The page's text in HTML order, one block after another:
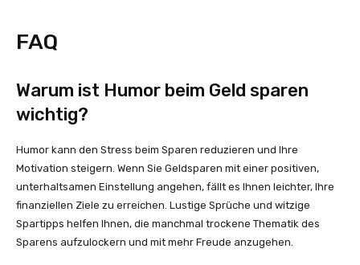
FAQ
Warum ist Humor beim Geld sparen
wichtig?
Humor kann den Stress beim Sparen reduzieren und Ihre
Motivation steigern. Wenn Sie Geldsparen mit einer positiven,
unterhaltsamen Einstellung angehen, fällt es Ihnen leichter, Ihre
finanziellen Ziele zu erreichen. Lustige Sprüche und witzige
Spartipps helfen Ihnen, die manchmal trockene Thematik des
Sparens aufzulockern und mit mehr Freude anzugehen.